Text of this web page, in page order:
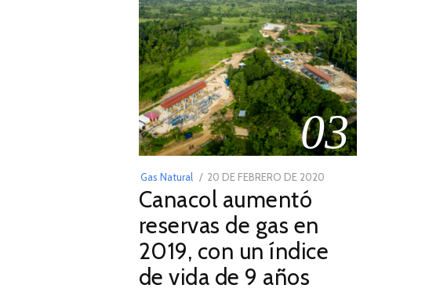
03
Gas Natural
POSTED
ON
20 DE FEBRERO DE 2020
2025
Canacol aumentó
reservas de gas en
2019, con un índice
de vida de 9 años